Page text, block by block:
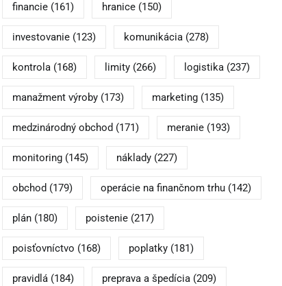
financie(161) hranice(150)
investovanie(123) komunikácia(278)
kontrola(168) limity(266) logistika(237)
manažment výroby(173) marketing(135)
medzinárodný obchod (171) meranie(193)
monitoring(145) náklady(227)
obchod (179) operácie na finančnom trhu(142)
plán(180) poistenie(217)
poisťovníctvo (168) poplatky(181)
pravidlá(184) preprava a špedícia(209)